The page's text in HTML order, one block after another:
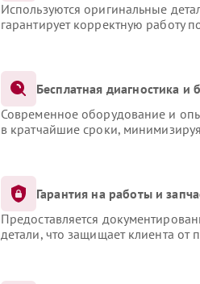
Используются оригинальные
гарантирует корректную работу
Бесплатная диагностика
Современное оборудование и
в кратчайшие сроки,
Гарантия на работы и
Предоставляется
детали, что защищает клиента от